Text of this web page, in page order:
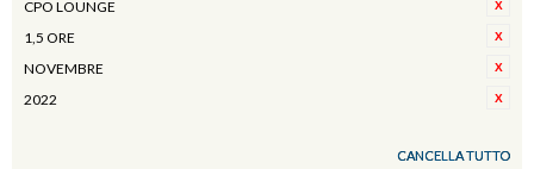
CPO LOUNGE
1,5 ORE
NOVEMBRE
2022
CANCELLA TUTTO